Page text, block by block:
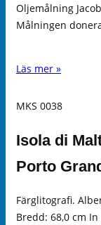
Oljemålning
Målningen
Läs mer »
MKS 0038
Isola di
Porto
Färglitografi.
Bredd: 68,0 cm